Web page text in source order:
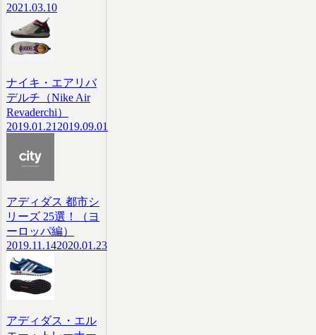
2021.03.10
ナイキ・エアリバ
デルチ（Nike Air
Revaderchi）
2019.01.21 2019.09.01
アディダス 都市シ
リーズ 25選！（ヨ
ーロッパ編）
2019.11.142020.01.23
アディダス・エル